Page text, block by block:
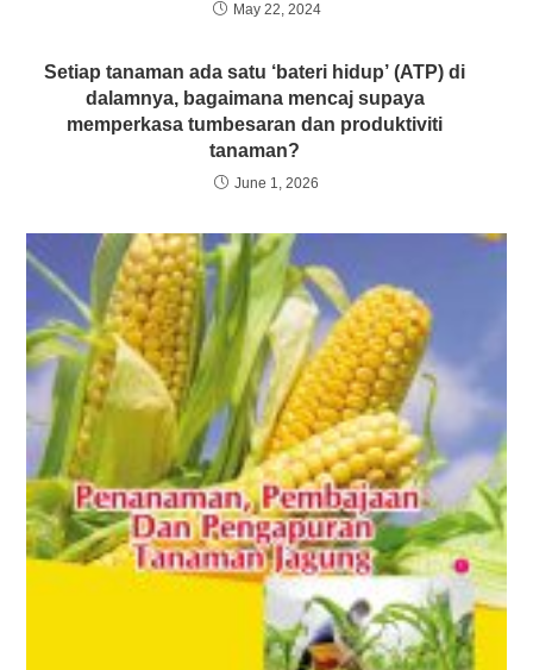
May 22, 2024
Setiap tanaman ada satu ‘bateri hidup’ (ATP) di
dalamnya, bagaimana mencaj supaya
memperkasa tumbesaran dan produktiviti
tanaman?
June 1, 2026